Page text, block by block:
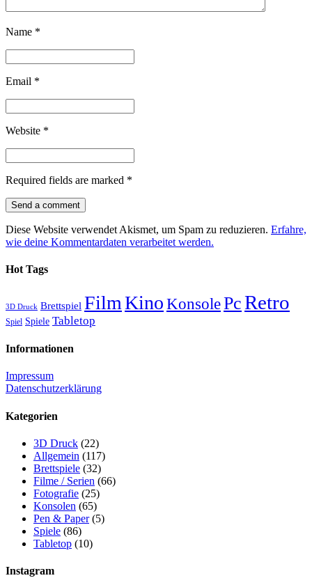
Name *
Email *
Website *
Required fields are marked *
Diese Website verwendet Akismet, um Spam zu reduzieren. Erfahre,
wie deine Kommentardaten verarbeitet werden.
Hot Tags
3D Druck Brettspiel FilmKinoKonsolePcRetro
Spiel Spiele Tabletop
Informationen
Impressum
Datenschutzerklärung
Kategorien
3D Druck (22)
Allgemein (117)
Brettspiele (32)
Filme / Serien (66)
Fotografie (25)
Konsolen (65)
Pen & Paper(5)
Spiele (86)
Tabletop (10)
Instagram